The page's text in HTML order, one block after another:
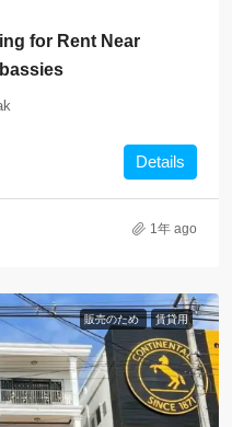
for Rent Near
Details
1年 ago
販売のため 賃貸用